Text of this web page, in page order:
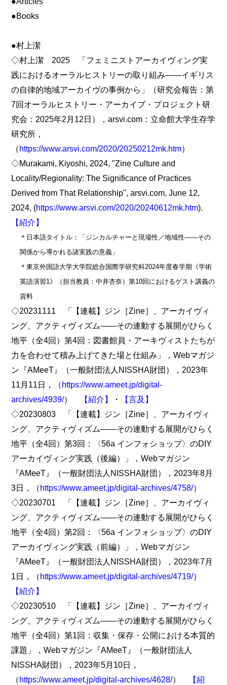
●Books
●村上潔
◇村上潔 2025 「フェミニストアーカイヴィング実
践におけるオーラルヒストリーの取り組み――イギリス
の自律的地域アーカイヴの事例から」（研究会報告：第
7回オーラルヒストリー・アーカイブ・プロジェクト研
究会：2025年2月12日），arsvi.com：立命館大学生存学
研究所，
（https://www.arsvi.com/2020/20250212mk.htm）
◇Murakami, Kiyoshi, 2024, "Zine Culture and
Locality/Regionality: The Significance of Practices
Derived from That Relationship", arsvi.com, June 12,
2024, (https://www.arsvi.com/2020/20240612mk.htm).
【紹介】
＊日本語タイトル：「ジンカルチャーと現場性／地域性――その
関係から導かれる諸実践の意義」
＊東京外国語大学大学院総合国際学研究科2024年度春学期《学術
英語演習1》（担当教員：中井杏奈）第10回におけるゲスト講義の
資料
◇20231111 「【連載】ジン［Zine］、アーカイヴィ
ング、アクティヴィズム――その連動する展開がひらく
地平（全4回）第4回：図書館員・アーキヴィストたちが
力を合わせて積み上げてきた場と仕組み」，Webマガジ
ン『AMeeT』（一般財団法人NISSHA財団），2023年
11月11日，（https://www.ameet.jp/digital-
archives/4939/） 【紹介】 ・
【言及】
◇20230803 「【連載】ジン［Zine］、アーカイヴィ
ング、アクティヴィズム――その連動する展開がひらく
地平（全4回）第3回：〈56a インフォショップ〉のDIY
アーカイヴィング実践（後編）」，Webマガジン
『AMeeT』（一般財団法人NISSHA財団），2023年8月
3日，（https://www.ameet.jp/digital-archives/4758/）
◇20230701 「【連載】ジン［Zine］、アーカイヴィ
ング、アクティヴィズム――その連動する展開がひらく
地平（全4回）第2回：〈56a インフォショップ〉のDIY
アーカイヴィング実践（前編）」，Webマガジン
『AMeeT』（一般財団法人NISSHA財団），2023年7月
1日，（https://www.ameet.jp/digital-archives/4719/）
【紹介】
◇20230510 「【連載】ジン［Zine］、アーカイヴィ
ング、アクティヴィズム――その連動する展開がひらく
地平（全4回）第1回：収集・保存・公開における本質的
課題」，Webマガジン『AMeeT』（一般財団法人
NISSHA財団），2023年5月10日，
（https://www.ameet.jp/digital-archives/4628/）
【紹